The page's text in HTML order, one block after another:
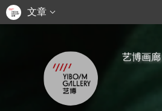
文章
艺博画廊